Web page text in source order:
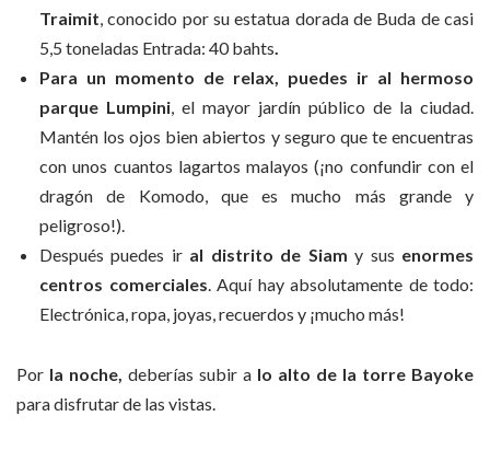
Traimit, conocido por su estatua dorada de Buda de casi
5,5 toneladas Entrada: 40 bahts.
Para un momento de relax, puedes ir al hermoso
parque Lumpini, el mayor jardín público de la ciudad.
Mantén los ojos bien abiertos y seguro que te encuentras
con unos cuantos lagartos malayos (¡no confundir con el
dragón de Komodo, que es mucho más grande y
peligroso!).
Después puedes ir al distrito de Siam y sus enormes
centros comerciales. Aquí hay absolutamente de todo:
Electrónica, ropa, joyas, recuerdos y ¡mucho más!
Por la noche, deberías subir a lo alto de la torre Bayoke
para disfrutar de las vistas.